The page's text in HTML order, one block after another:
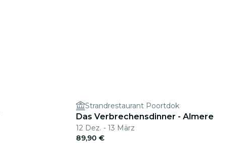
Strandrestaurant Poortdok
Das Verbrechensdinner - Almere
12 Dez. - 13 März
89,90 €